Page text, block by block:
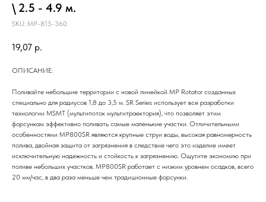
\ 2.5 - 4.9 м.
SKU: MP-815-360
19,07 р.
ОПИСАНИЕ:
Поливайте небольшие территории с новой линейкой MP Rotator созданных
специально для радиусов 1,8 до 3,5 м. SR Series использует все разработки
технологии MSMT (мультипоток мультитраектория), что позволяет этим
форсункам эффективно поливать самые маленькие участки. Отличительными
особенностями MP800SR являются крупные струи воды, высокая равномерность
полива, двойная защита от загрязнения в следствие чего это изделие имеет
исключительную надежность и стойкость к загрязнению. Ощутите экономию при
поливе небольших участков. MP800SR работает с низким уровнем осадков, всего
20 мм/час, в два раза меньше чем традиционные форсунки.